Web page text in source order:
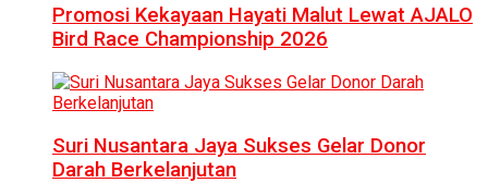
Promosi Kekayaan Hayati Malut Lewat AJALO
Bird Race Championship 2026
Suri Nusantara Jaya Sukses Gelar Donor
Darah Berkelanjutan